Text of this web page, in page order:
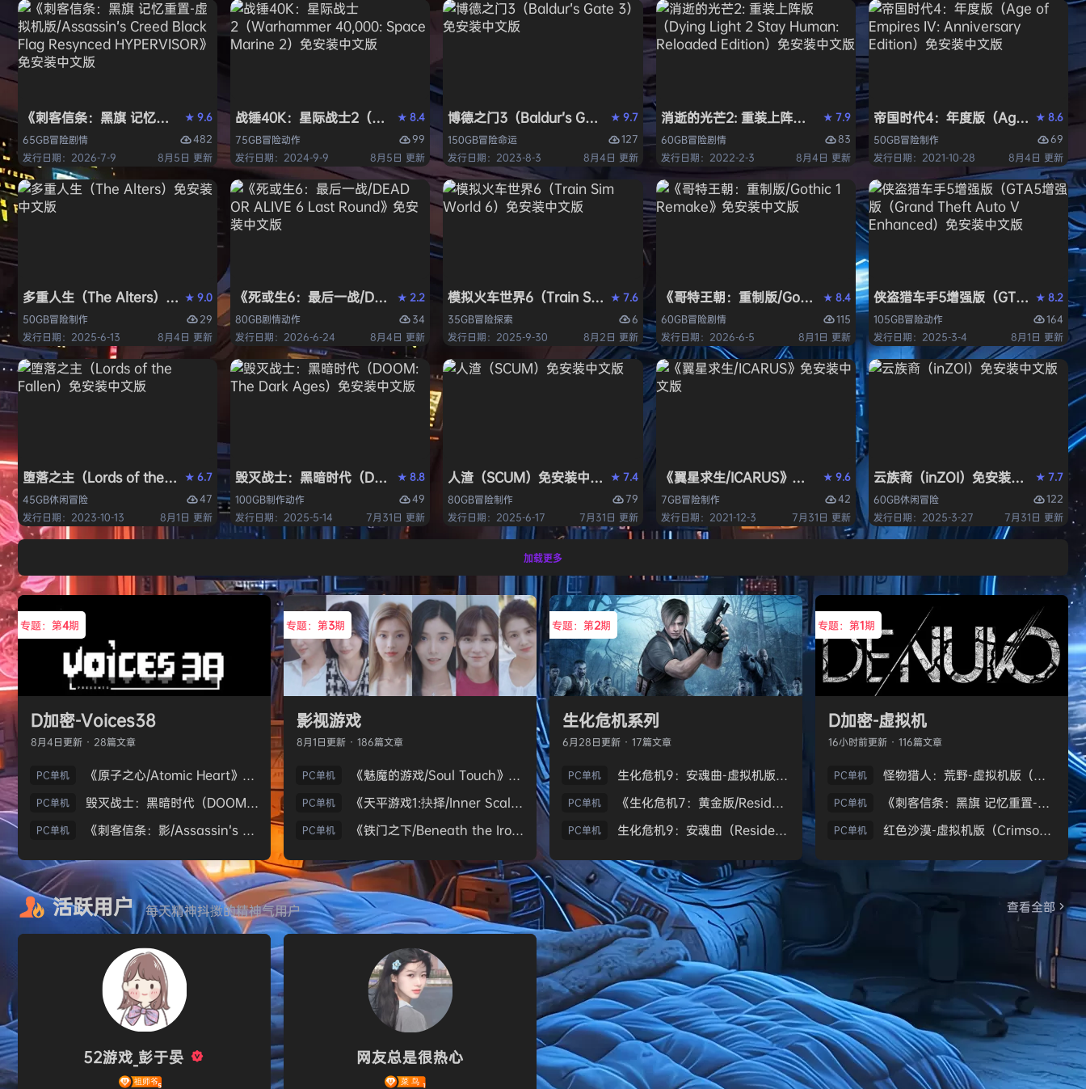
《刺客信条：黑旗 记忆重置-虚拟机版/Assassin’s Creed Black Flag Resynced HYPERVISOR》免安装中文版
★ 9.6
65GB冒险剧情
482
发行日期：2026-7-9
8月5日 更新
战锤40K：星际战士2（Warhammer 40,000: Space Marine 2）免安装中文版
★ 8.4
75GB冒险动作
99
发行日期：2024-9-9
8月5日 更新
博德之门3（Baldur’s Gate 3）免安装中文版
★9.7
150GB冒险命运
127
发行日期：2023-8-3
8月4日 更新
消逝的光芒2: 重装上阵版（Dying Light 2 Stay Human: Reloaded
★7.9
60GB冒险剧情
83
发行日期：2022-2-3
8月4日 更新
帝国时代4：年度版（Age of
★8.6
50GB冒险制作
69
发行日期：2021-10-28
8月4日 更新
多重人生（The Alters）免安装中文版
★ 9.0
50GB冒险制作
29
发行日期：2025-6-13
8月4日 更新
《死或生6：最后一战/DEAD OR ALIVE 6 Last Round》免安装中文版
★ 2.2
80GB剧情动作
34
发行日期：2026-6-24
8月4日 更新
模拟火车世界6（Train Sim World 6）免安装中文版
★7.6
35GB冒险探索
6
发行日期：2025-9-30
8月2日 更新
《哥特王朝：重制版/Gothic 1 Remake》免安装中文版
★8.4
60GB冒险剧情
115
发行日期：2026-6-5
8月1日 更新
侠盗猎车手5增强版（GTA5增强
★8.2
105GB冒险动作
164
发行日期：2025-3-4
8月1日 更新
堕落之主（Lords of the Fallen）免安装中文版
★ 6.7
45GB休闲冒险
47
发行日期：2023-10-13
8月1日 更新
毁灭战士：黑暗时代（DOOM: The Dark Ages）免安装中文版
★ 8.8
100GB制作动作
49
发行日期：2025-5-14
7月31日 更新
人渣（SCUM）免安装中文版★7.4
80GB冒险制作
79
发行日期：2025-6-17
7月31日 更新
《翼星求生/ICARUS》免安装中文版
★9.6
7GB冒险制作
42
发行日期：2021-12-3
7月31日 更新
云族裔（inZOI）免安装中文版
★7.7
60GB休闲冒险
122
发行日期：2025-3-27
7月31日 更新
加载更多
专题：第4期
D加密-Voices38
8月4日更新 · 28篇文章
PC单机 《原子之心/Atomic Heart》免安装中文版
PC单机 毁灭战士：黑暗时代（DOOM: The Dark Ages）免安装中文版
PC单机 《刺客信条：影/Assassin’s Creed Shadows》免安装版，非虚拟机
专题：第3期
影视游戏
8月1日更新 · 186篇文章
PC单机 《魅魔的游戏/Soul Touch》免安装中文版
PC单机 《天平游戏1:抉择/Inner Scales 1：Choice》免安装中文版
PC单机 《铁门之下/Beneath the Iron Gate》免安装中文版
专题：第2期
生化危机系列
6月28日更新 · 17篇文章
PC单机 生化危机9：安魂曲-虚拟机版（Resident Evil Requiem HYPERVISOR）免安装中文版
PC单机 《生化危机7：黄金版/Resident Evil 7 Biohazard》免安装中文版
PC单机 生化危机9：安魂曲（Resident Evil Requiem）免安装中文版
专题：第1期
D加密-虚拟机
16小时前更新 · 116篇文章
PC单机 怪物猎人：荒野-虚拟机版（Monster Hunter Wilds HYPERVISOR）免安装中文版
PC单机 《刺客信条：黑旗 记忆重置-虚拟机版/Assassin’s Creed Black Flag Resynced HYPERVISOR》免安装中文版
PC单机 红色沙漠-虚拟机版（Crimson Desert HYPERVISOR）免安装中文版
活跃用户 每天精神抖擞的精神气用户 查看全部
52游戏_彭于晏 网友总是很热心